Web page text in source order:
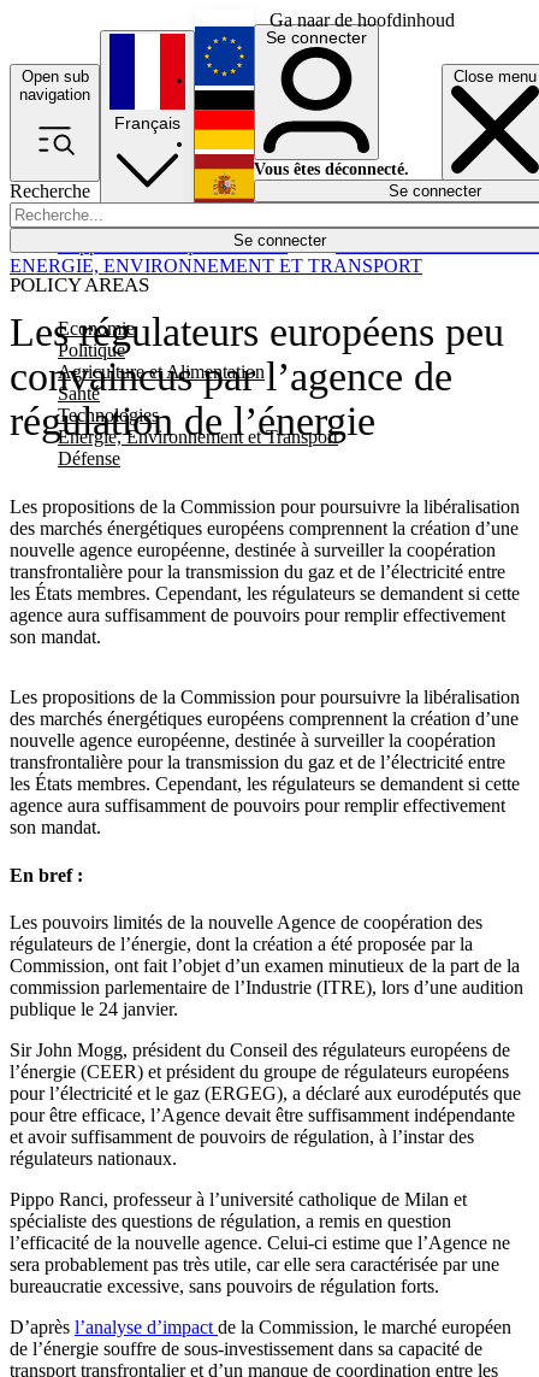
Ga naar de hoofdinhoud
Open sub
navigation
Close menu
Recherche
Se connecter
POLICY AREAS
Economie
Politique
Agriculture et Alimentation
Santé
Technologies
Energie, Environnement et Transport
Défense
Économie
Français
English
Deutsch
Español
Se connecter
Vous êtes déconnecté.
Se connecter
Les régulateurs européens peu
convaincus par l’agence de
régulation de l’énergie
Les propositions de la Commission pour poursuivre la libéralisation
des marchés énergétiques européens comprennent la création d’une
nouvelle agence européenne, destinée à surveiller la coopération
transfrontalière pour la transmission du gaz et de l’électricité entre
les États membres. Cependant, les régulateurs se demandent si cette
agence aura suffisamment de pouvoirs pour remplir effectivement
son mandat.
ENERGIE, ENVIRONNEMENT ET TRANSPORT
Les propositions de la Commission pour poursuivre la libéralisation
des marchés énergétiques européens comprennent la création d’une
nouvelle agence européenne, destinée à surveiller la coopération
transfrontalière pour la transmission du gaz et de l’électricité entre
les États membres. Cependant, les régulateurs se demandent si cette
agence aura suffisamment de pouvoirs pour remplir effectivement
son mandat.
En bref :
Les pouvoirs limités de la nouvelle Agence de coopération des
régulateurs de l’énergie, dont la création a été proposée par la
Commission, ont fait l’objet d’un examen minutieux de la part de la
commission parlementaire de l’Industrie (ITRE), lors d’une audition
publique le 24 janvier.
Sir John Mogg, président du Conseil des régulateurs européens de
l’énergie (CEER) et président du groupe de régulateurs européens
pour l’électricité et le gaz (ERGEG), a déclaré aux eurodéputés que
pour être efficace, l’Agence devait être suffisamment indépendante
et avoir suffisamment de pouvoirs de régulation, à l’instar des
régulateurs nationaux.
Pippo Ranci, professeur à l’université catholique de Milan et
spécialiste des questions de régulation, a remis en question
l’efficacité de la nouvelle agence. Celui-ci estime que l’Agence ne
sera probablement pas très utile, car elle sera caractérisée par une
bureaucratie excessive, sans pouvoirs de régulation forts.
D’après l’analyse d’impact de la Commission, le marché européen
de l’énergie souffre de sous-investissement dans sa capacité de
transport transfrontalier et d’un manque de coordination entre les